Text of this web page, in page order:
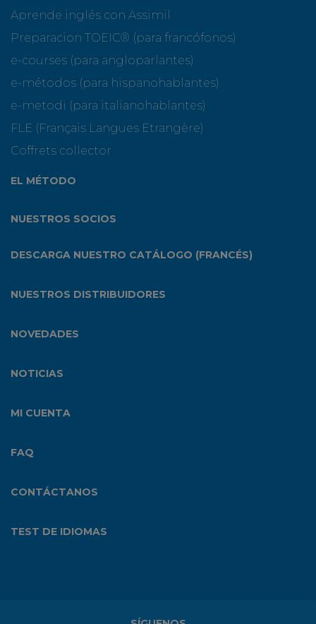
Aprende inglés con Assimil
Preparacion TOEIC® (para francófonos)
e-courses (para angloparlantes)
e-métodos (para hispanohablantes)
e-metodi (para italianohablantes)
FLE (Français Langues Etrangère)
Coffrets collector
EL MÉTODO
NUESTROS SOCIOS
DESCARGA NUESTRO CATÁLOGO (FRANCÉS)
NUESTROS DISTRIBUIDORES
NOVEDADES
NOTICIAS
MI CUENTA
FAQ
CONTÁCTANOS
TEST DE IDIOMAS